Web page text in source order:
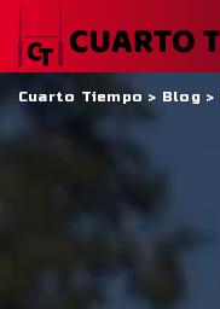
Cuarto Tiempo > Blog >